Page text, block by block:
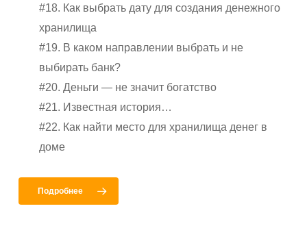
#18. Как выбрать дату для создания денежного
хранилища
#19. В каком направлении выбрать и не
выбирать банк?
#20. Деньги — не значит богатство
#21. Известная история…
#22. Как найти место для хранилища денег в
доме
Подробнее